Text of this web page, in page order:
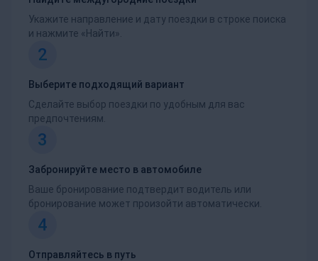
Укажите направление и дату поездки в строке поиска
и нажмите «Найти».
2
Выберите подходящий вариант
Сделайте выбор поездки по удобным для вас
предпочтениям.
3
Забронируйте место в автомобиле
Ваше бронирование подтвердит водитель или
бронирование может произойти автоматически.
4
Отправляйтесь в путь